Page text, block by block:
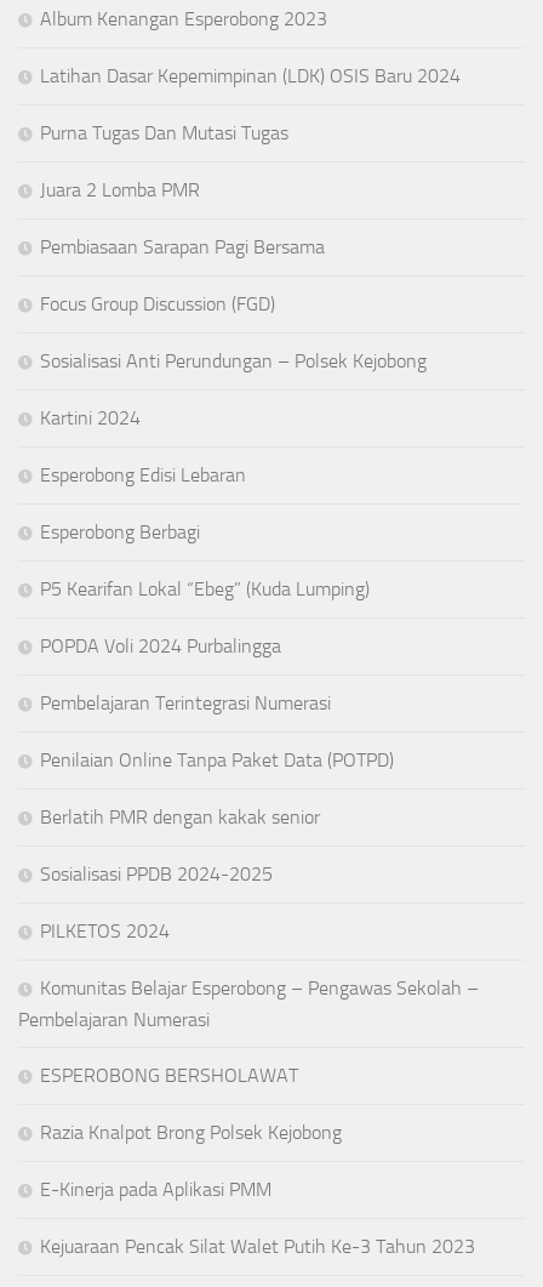
Album Kenangan Esperobong 2023
Latihan Dasar Kepemimpinan (LDK) OSIS Baru 2024
Purna Tugas Dan Mutasi Tugas
Juara 2 Lomba PMR
Pembiasaan Sarapan Pagi Bersama
Focus Group Discussion (FGD)
Sosialisasi Anti Perundungan – Polsek Kejobong
Kartini 2024
Esperobong Edisi Lebaran
Esperobong Berbagi
P5 Kearifan Lokal “Ebeg” (Kuda Lumping)
POPDA Voli 2024 Purbalingga
Pembelajaran Terintegrasi Numerasi
Penilaian Online Tanpa Paket Data (POTPD)
Berlatih PMR dengan kakak senior
Sosialisasi PPDB 2024-2025
PILKETOS 2024
Komunitas Belajar Esperobong – Pengawas Sekolah –
Pembelajaran Numerasi
ESPEROBONG BERSHOLAWAT
Razia Knalpot Brong Polsek Kejobong
E-Kinerja pada Aplikasi PMM
Kejuaraan Pencak Silat Walet Putih Ke-3 Tahun 2023